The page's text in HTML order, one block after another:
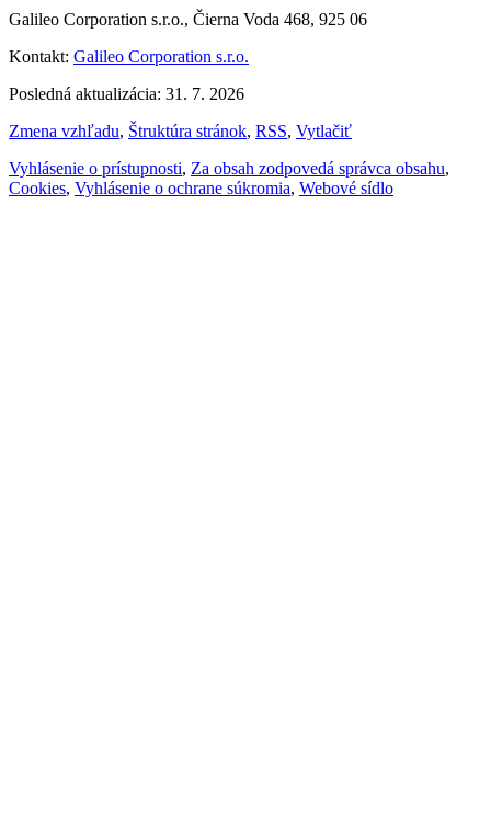
Galileo Corporation s.r.o., Čierna Voda 468, 925 06
Kontakt: Galileo Corporation s.r.o.
Posledná aktualizácia: 31. 7. 2026
Zmena vzhľadu, Štruktúra stránok, RSS, Vytlačiť
Vyhlásenie o prístupnosti, Za obsah zodpovedá správca obsahu,
Cookies, Vyhlásenie o ochrane súkromia, Webové sídlo